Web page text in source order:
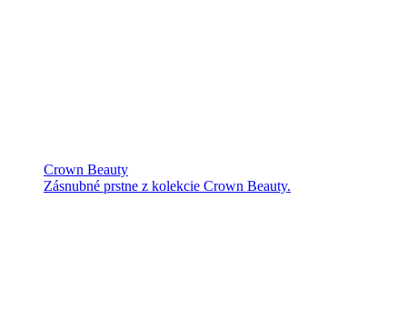
Crown Beauty
Zásnubné prstne z kolekcie Crown Beauty.